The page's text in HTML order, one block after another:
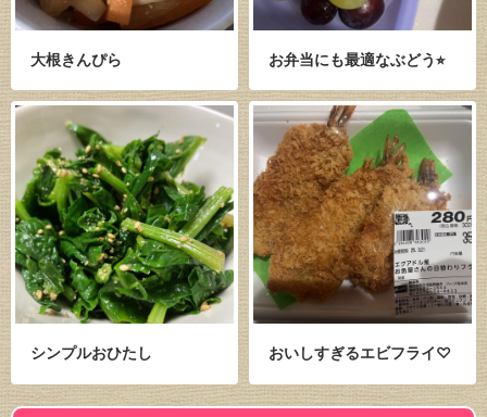
大根きんぴら お弁当にも最適なぶどう⭐︎
シンプルおひたし おいしすぎるエビフライ♡